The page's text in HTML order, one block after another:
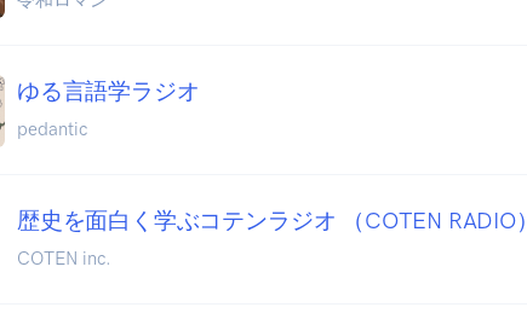
ゆる言語学ラジオ
pedantic
歴史を面白く学ぶコテンラジオ （COTEN RADIO）
COTEN inc.